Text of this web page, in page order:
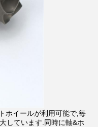
ホイールが利用可能で,毎
しています.同時に軸&ホ